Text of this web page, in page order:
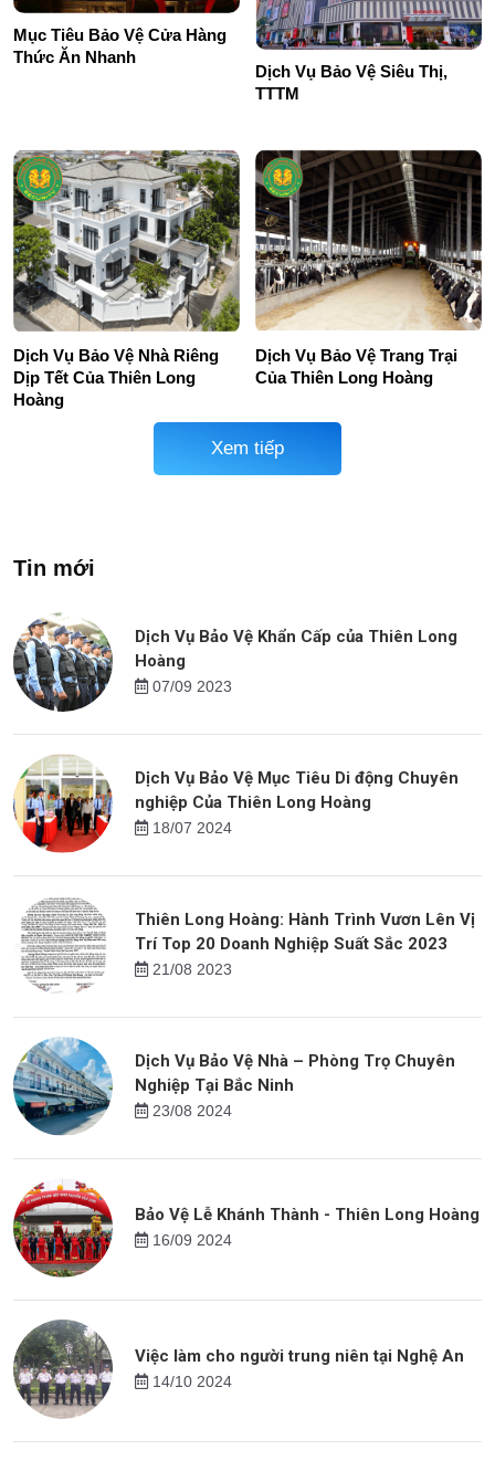
Mục Tiêu Bảo Vệ Cửa Hàng
Thức Ăn Nhanh
Dịch Vụ Bảo Vệ Siêu Thị,
TTTM
Dịch Vụ Bảo Vệ Nhà Riêng
Dịp Tết Của Thiên Long
Hoàng
Dịch Vụ Bảo Vệ Trang Trại
Của Thiên Long Hoàng
Xem tiếp
Tin mới
Dịch Vụ Bảo Vệ Khẩn Cấp của Thiên Long
Hoàng
07/09 2023
Dịch Vụ Bảo Vệ Mục Tiêu Di động Chuyên
nghiệp Của Thiên Long Hoàng
18/07 2024
Thiên Long Hoàng: Hành Trình Vươn Lên Vị
Trí Top 20 Doanh Nghiệp Suất Sắc 2023
21/08 2023
Dịch Vụ Bảo Vệ Nhà – Phòng Trọ Chuyên
Nghiệp Tại Bắc Ninh
23/08 2024
Bảo Vệ Lễ Khánh Thành - Thiên Long Hoàng
16/09 2024
Việc làm cho người trung niên tại Nghệ An
14/10 2024